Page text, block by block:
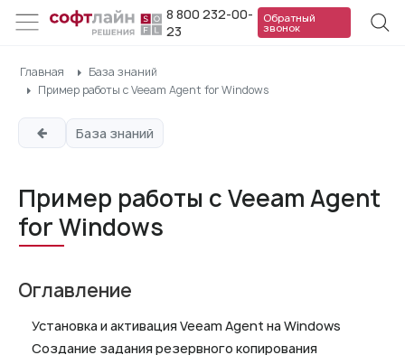
8 800 232-00-
23
Обратный
звонок
Главная
База знаний
Пример работы с Veeam Agent for Windows
База знаний
Пример работы с Veeam Agent
for Windows
Оглавление
Установка и активация Veeam Agent на Windows
Создание задания резервного копирования